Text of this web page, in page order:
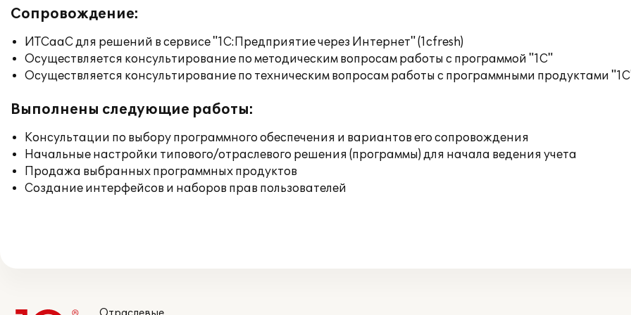
Сопровождение:
ИТСааС для решений в сервисе "1С:Предприятие через Интернет" (1cfresh)
Осуществляется консультирование по методическим вопросам работы с программой "1С"
Осуществляется консультирование по техническим вопросам работы с программными продуктами
Выполнены следующие работы:
Консультации по выбору программного обеспечения и вариантов его сопровождения
Начальные настройки типового/отраслевого решения (программы) для начала ведения учета
Продажа выбранных программных продуктов
Создание интерфейсов и наборов прав пользователей